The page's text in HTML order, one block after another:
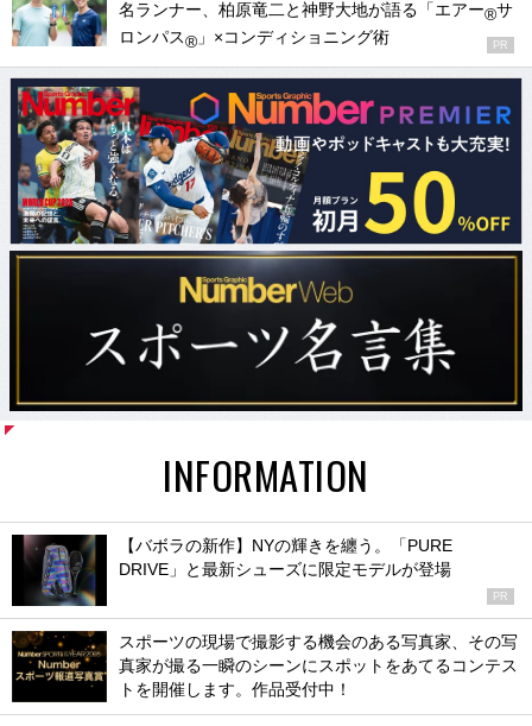
名ランナー、柏原竜二と神野大地が語る「エアー®サ
ロンパス® 」×コンディショニング術 PR
INFORMATION
【バボラの新作】NYの輝きを纏う。「PURE
DRIVE」と最新シューズに限定モデルが登場
PR
スポーツの現場で撮影する機会のある写真家、その写
真家が撮る一瞬のシーンにスポットをあてるコンテス
トを開催します。作品受付中！